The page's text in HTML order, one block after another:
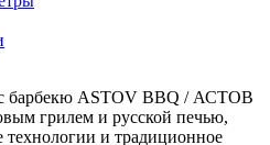
барбекю ASTOV BBQ / АСТОВ
грилем и русской печью,
технологии и традиционное